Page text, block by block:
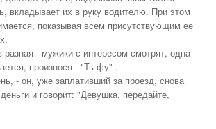
вкладывает их в руку водителю. При этом
показывая всем присутствующим ее
разная - мужики с интересом смотрят, одна
произнося - "Ть-фу" .
- он, уже заплативший за проезд, снова
и говорит: "Девушка, передайте,